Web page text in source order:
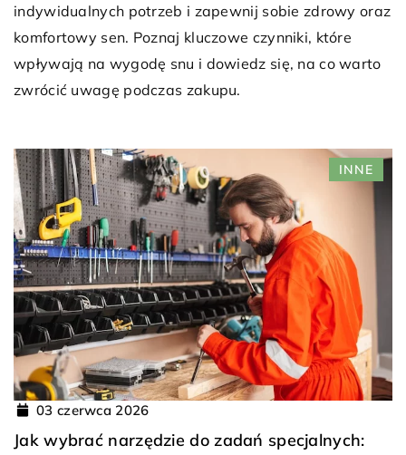
indywidualnych potrzeb i zapewnij sobie zdrowy oraz
komfortowy sen. Poznaj kluczowe czynniki, które
wpływają na wygodę snu i dowiedz się, na co warto
zwrócić uwagę podczas zakupu.
INNE
03 czerwca 2026
Jak wybrać narzędzie do zadań specjalnych: